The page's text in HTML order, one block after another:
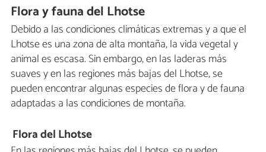
Flora y fauna del Lhotse
Debido a las condiciones climáticas extremas y a que el
Lhotse es una zona de alta montaña, la vida vegetal y
animal es escasa. Sin embargo, en las laderas más
suaves y en las regiones más bajas del Lhotse, se
pueden encontrar algunas especies de flora y de fauna
adaptadas a las condiciones de montaña.
Flora del Lhotse